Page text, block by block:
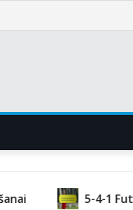
5-4-1 Futbola